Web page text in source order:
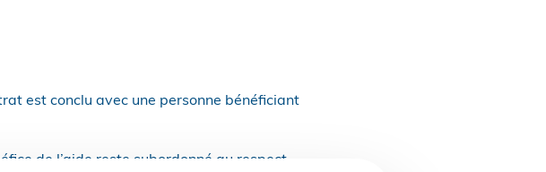
est conclu avec une personne bénéficiant
de l’aide reste subordonné au respect